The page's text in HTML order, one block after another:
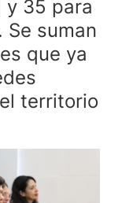
y 35 para
suman
que ya
territorio